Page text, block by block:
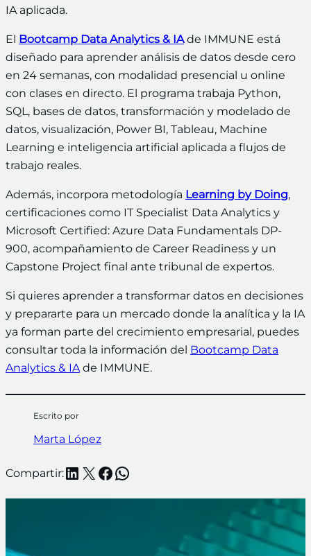
IA aplicada.
El Bootcamp Data Analytics & IAde IMMUNE está
diseñado para aprender análisis de datos desde cero
en 24 semanas, con modalidad presencial u online
con clases en directo. El programa trabaja Python,
SQL, bases de datos, transformación y modelado de
datos, visualización, Power BI, Tableau, Machine
Learning e inteligencia artificial aplicada a flujos de
trabajo reales.
Además, incorpora metodología Learning by Doing,
certificaciones como IT Specialist Data Analytics y
Microsoft Certified: Azure Data Fundamentals DP-
900, acompañamiento de Career Readiness y un
Capstone Project final ante tribunal de expertos.
Si quieres aprender a transformar datos en decisiones
y prepararte para un mercado donde la analítica y la IA
ya forman parte del crecimiento empresarial, puedes
consultar toda la información del Bootcamp Data
Analytics & IA de IMMUNE.
Escrito por
Marta López
Compartir:LinkedIn
X Facebook
WhatsApp